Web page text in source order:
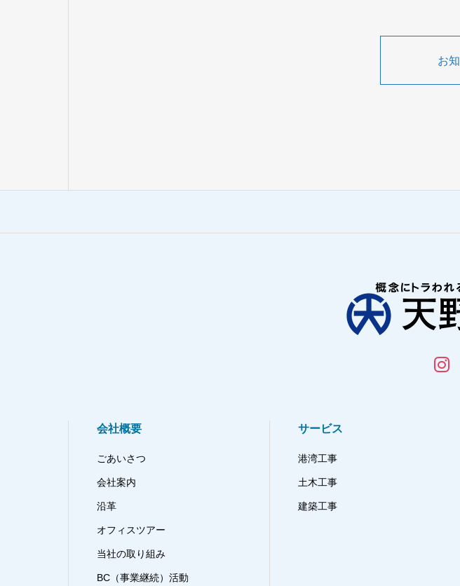
お
会社概要
ごあいさつ
会社案内
沿革
オフィスツアー
当社の取り組み
BC（事業継続）活動
サービス
港湾工事
土木工事
建築工事